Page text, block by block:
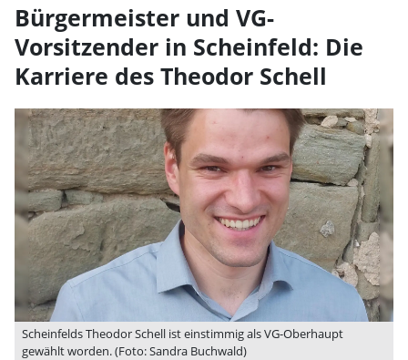
Bürgermeister und VG-
Vorsitzender in Scheinfeld: Die
Karriere des Theodor Schell
Scheinfelds Theodor Schell ist einstimmig als VG-Oberhaupt
gewählt worden. (Foto: Sandra Buchwald)